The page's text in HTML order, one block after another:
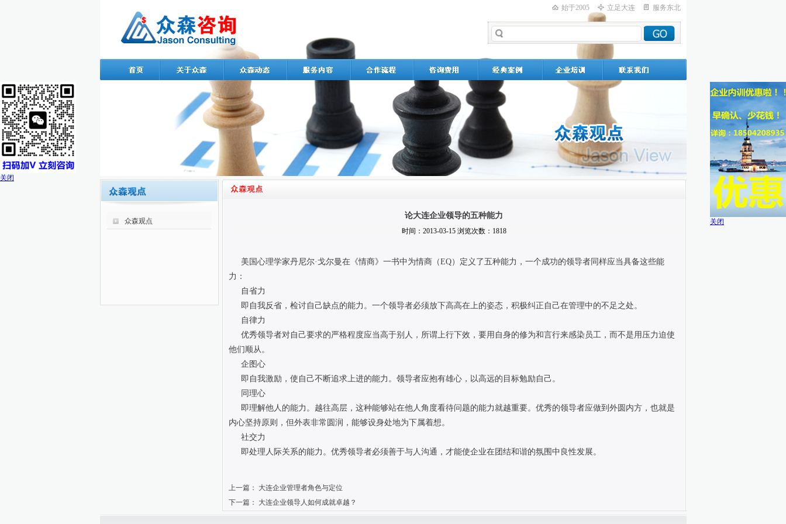
始于2005 立足大连 服务东北
众森观点
论大连企业领导的五种能力
时间：2013-03-15 浏览次数：1818
美国心理学家丹尼尔·戈尔曼在《情商》一书中为情商（EQ）定义了五种能力，一个成功的领导者同样应当具备这些能
力：
自省力
即自我反省，检讨自己缺点的能力。一个领导者必须放下高高在上的姿态，积极纠正自己在管理中的不足之处。
自律力
优秀领导者对自己要求的严格程度应当高于别人，所谓上行下效，要用自身的修为和言行来感染员工，而不是用压力迫使
他们顺从。
企图心
即自我激励，使自己不断追求上进的能力。领导者应抱有雄心，以高远的目标勉励自己。
同理心
即理解他人的能力。越往高层，这种能够站在他人角度看待问题的能力就越重要。优秀的领导者应做到外圆内方，也就是
内心坚持原则，但外表非常圆润，能够设身处地为下属着想。
社交力
即处理人际关系的能力。优秀领导者必须善于与人沟通，才能使企业在团结和谐的氛围中良性发展。
上一篇： 大连企业管理者角色与定位
下一篇： 大连企业领导人如何成就卓越？
关闭
关闭